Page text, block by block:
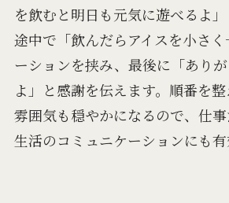
を飲むと明日も元気に遊べるよ」
途中で「飲んだらアイスを小さ
ーションを挟み、最後に「あり
よ」と感謝を伝えます。順番を
雰囲気も穏やかになるので、仕
生活のコミュニケーションにも有